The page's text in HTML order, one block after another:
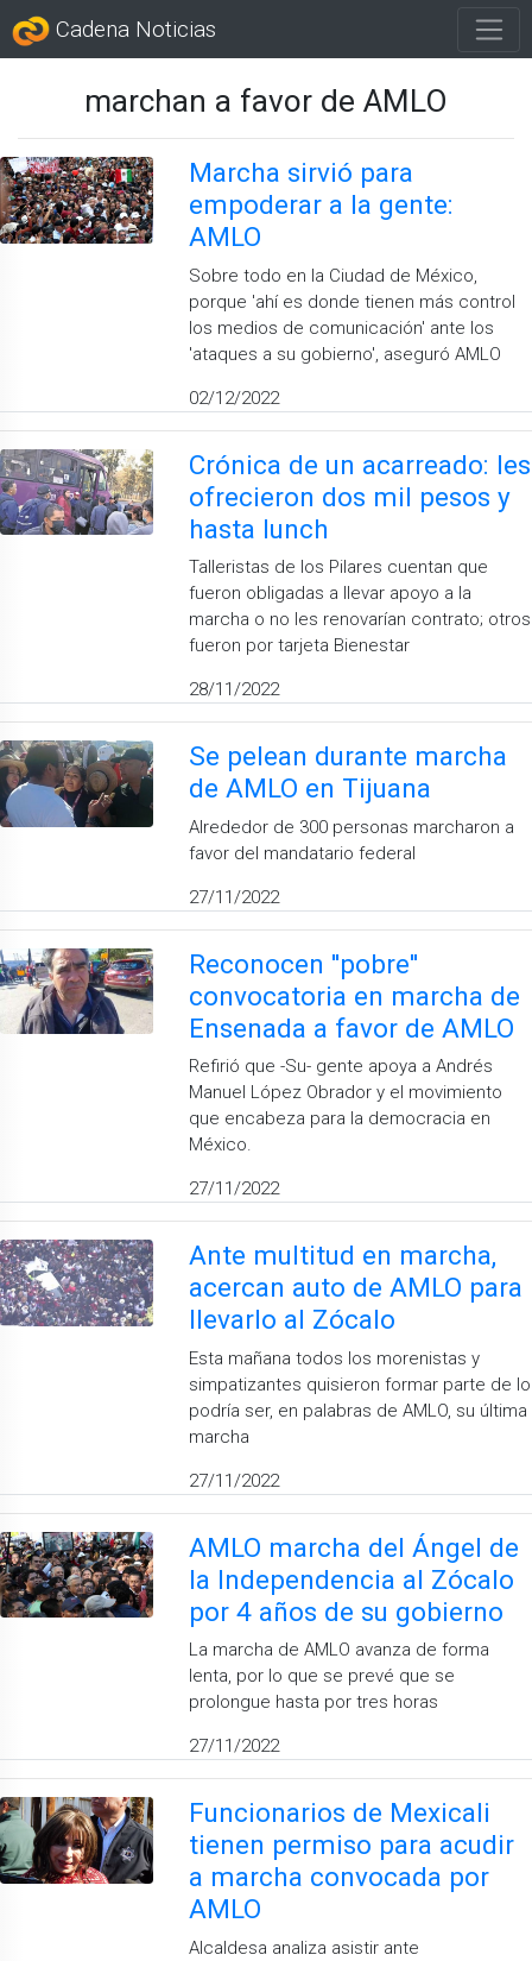
Cadena Noticias
marchan a favor de AMLO
Marcha sirvió para
empoderar a la gente:
AMLO
Sobre todo en la Ciudad de México,
porque 'ahí es donde tienen más control
los medios de comunicación' ante los
'ataques a su gobierno', aseguró AMLO
02/12/2022
Crónica de un acarreado: les
ofrecieron dos mil pesos y
hasta lunch
Talleristas de los Pilares cuentan que
fueron obligadas a llevar apoyo a la
marcha o no les renovarían contrato; otros
fueron por tarjeta Bienestar
28/11/2022
Se pelean durante marcha
de AMLO en Tijuana
Alrededor de 300 personas marcharon a
favor del mandatario federal
27/11/2022
Reconocen ''pobre''
convocatoria en marcha de
Ensenada a favor de AMLO
Refirió que -Su- gente apoya a Andrés
Manuel López Obrador y el movimiento
que encabeza para la democracia en
México.
27/11/2022
Ante multitud en marcha,
acercan auto de AMLO para
llevarlo al Zócalo
Esta mañana todos los morenistas y
simpatizantes quisieron formar parte de lo
podría ser, en palabras de AMLO, su última
marcha
27/11/2022
AMLO marcha del Ángel de
la Independencia al Zócalo
por 4 años de su gobierno
La marcha de AMLO avanza de forma
lenta, por lo que se prevé que se
prolongue hasta por tres horas
27/11/2022
Funcionarios de Mexicali
tienen permiso para acudir
a marcha convocada por
AMLO
Alcaldesa analiza asistir ante